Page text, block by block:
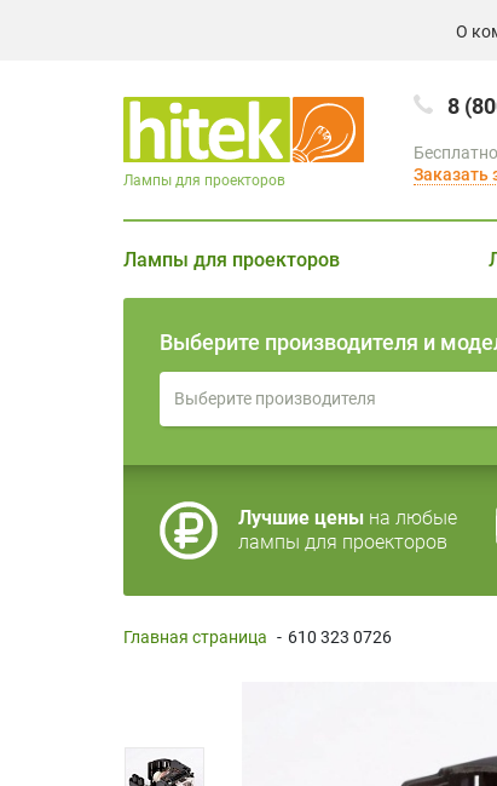
О
8
Заказать
Лампы для проекторов
Лампы для проекторов
Выберите производителя и
Выберите производителя
Лучшие цены на любые
лампы для проекторов
Главная страница - 610 323 0726